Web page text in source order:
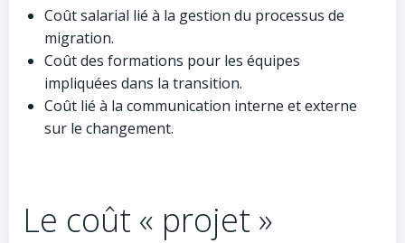
Coût salarial lié à la gestion du processus de
migration.
Coût des formations pour les équipes
impliquées dans la transition.
Coût lié à la communication interne et externe
sur le changement.
Le coût « projet »